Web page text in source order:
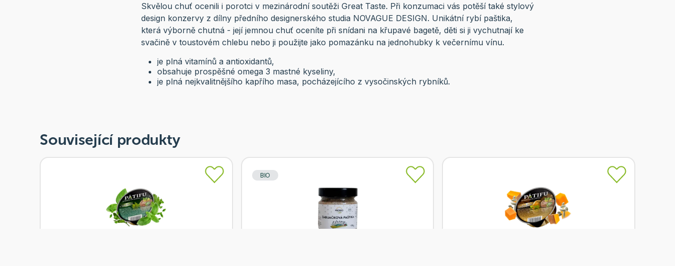
Skvělou chuť ocenili i porotci v mezinárodní soutěži Great Taste. Při konzumaci vás potěší také stylový
design konzervy z dílny předního designerského studia NOVAGUE DESIGN. Unikátní rybí paštika,
která výborně chutná - její jemnou chuť oceníte při snídani na křupavé bagetě, děti si ji vychutnají ke
svačině v toustovém chlebu nebo ji použijte jako pomazánku na jednohubky k večernímu vínu.
je plná vitamínů a antioxidantů,
obsahuje prospěšné omega 3 mastné kyseliny,
je plná nejkvalitnějšího kapřího masa, pocházejícího z vysočinských rybníků.
Související produkty
BIO